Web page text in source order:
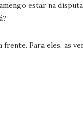
estar na
Para eles, as